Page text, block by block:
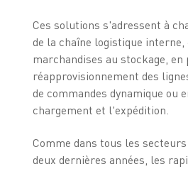
Ces solutions s'adressent à
de la chaîne logistique interne,
marchandises au stockage, en
réapprovisionnement des
de commandes dynamique ou
chargement et l'expédition.
Comme dans tous les
deux dernières années, les